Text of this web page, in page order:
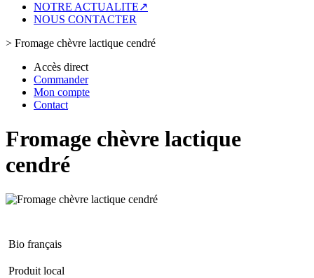
NOTRE ACTUALITE↗
NOUS CONTACTER
> Fromage chèvre lactique cendré
Accès direct
Commander
Mon compte
Contact
Fromage chèvre lactique
cendré
Bio français
Produit local